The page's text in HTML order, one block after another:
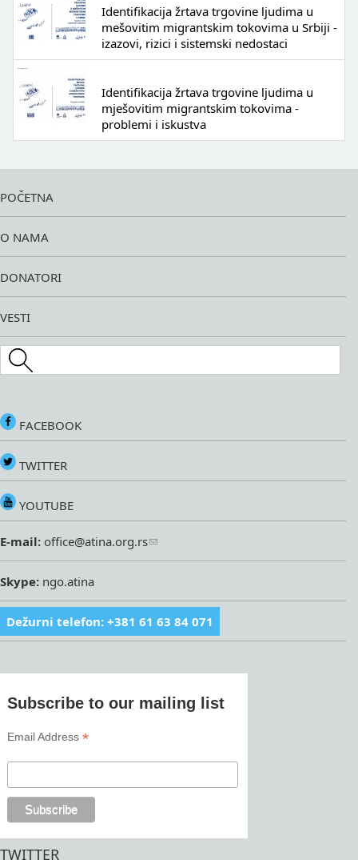
Identifikacija žrtava trgovine ljudima u
mešovitim migrantskim tokovima u Srbiji -
izazovi, rizici i sistemski nedostaci
Identifikacija žrtava trgovine ljudima u
mješovitim migrantskim tokovima -
problemi i iskustva
POČETNA
O NAMA
DONATORI
VESTI
Search this site
FACEBOOK
TWITTER
YOUTUBE
E-mail: office@atina.org.rs
Skype: ngo.atina
Dežurni telefon: +381 61 63 84 071
Subscribe to our mailing list
Email Address*
TWITTER